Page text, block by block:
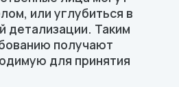
или углубиться в
детализации. Таким
получают
для принятия